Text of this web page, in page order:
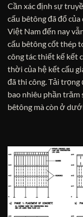
Cần xác định sự
cấu bêtông đã đổ
Việt Nam đến nay
cấu bêtông cốt thép
công tác thiết kế kết
thời của hệ kết cấu
đã thi công. Tải
bao nhiêu phần trăm
bêtông mà còn ở